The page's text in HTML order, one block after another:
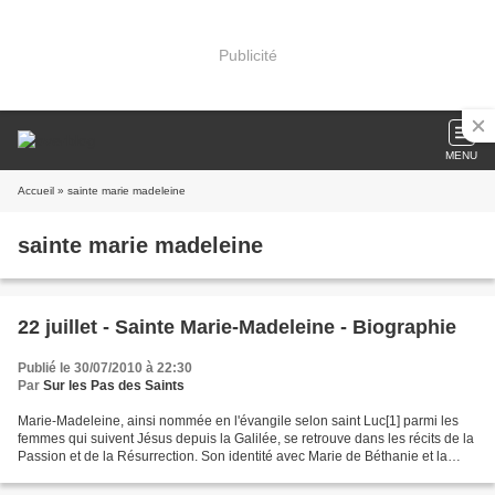
Publicité
MENU
Accueil » sainte marie madeleine
sainte marie madeleine
22 juillet - Sainte Marie-Madeleine - Biographie
Publié le 30/07/2010 à 22:30
Par Sur les Pas des Saints
Marie-Madeleine, ainsi nommée en l'évangile selon saint Luc[1] parmi les
femmes qui suivent Jésus depuis la Galilée, se retrouve dans les récits de la
Passion et de la Résurrection. Son identité avec Marie de Béthanie et la